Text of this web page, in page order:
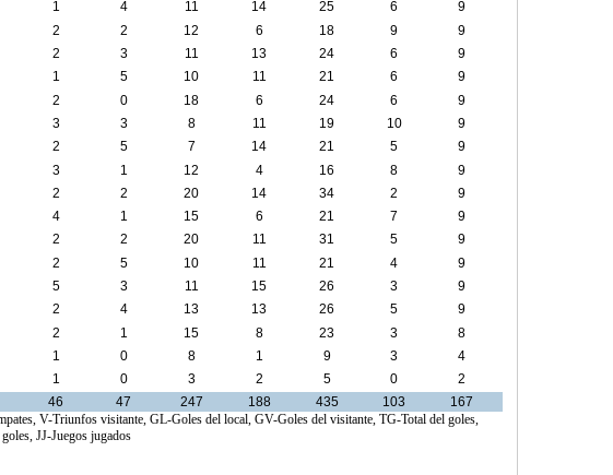
1 4 11 14 25 6
9
2 2 12 6 18 9
9
2 3 11 13 24 6
9
1 5 10 11 21 6
9
2 0 18 6 24 6
9
3 3 8 11 19 10
9
2 5 7 14 21 5
9
3 1 12 4 16 8
9
2 2 20 14 34 2
9
4 1 15 6 21 7
9
2 2 20 11 31 5
9
2 5 10 11 21 4
9
5 3 11 15 26 3
9
2 4 13 13 26 5
9
2 1 15 8 23 3
8
1 0 8 1 9 3
4
1 0 3 2 5 0
2
46 47 247 188 435 103
167
V-Triunfos visitante, GL-Goles del local, GV-Goles del visitante, TG-Total del goles,
JJ-Juegos jugados